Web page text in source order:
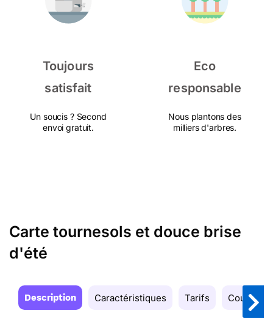
Toujours
satisfait
Un soucis ? Second
envoi gratuit.
Eco
responsable
Nous plantons des
milliers d'arbres.
Carte tournesols et douce brise
d'été
Description Caractéristiques Tarifs Couleurs